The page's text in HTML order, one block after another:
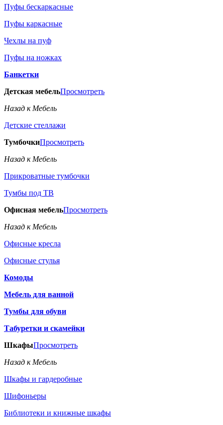
Пуфы бескаркасные
Пуфы каркасные
Чехлы на пуф
Пуфы на ножках
Банкетки
Детская мебельПросмотреть
Назад к Мебель
Детские стеллажи
ТумбочкиПросмотреть
Назад к Мебель
Прикроватные тумбочки
Тумбы под ТВ
Офисная мебельПросмотреть
Назад к Мебель
Офисные кресла
Офисные стулья
Комоды
Мебель для ванной
Тумбы для обуви
Табуретки и скамейки
ШкафыПросмотреть
Назад к Мебель
Шкафы и гардеробные
Шифоньеры
Библиотеки и книжные шкафы